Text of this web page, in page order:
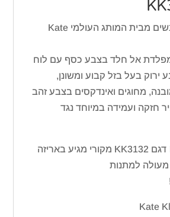
שעון יד אנלוגי לנשים מבית המותג העולמי Kate
מפלדת אל חלד בצבע כסף עם לוח
ירוק בעל בזל קבוע ומשונן,
מחוגים ואינדקסים בצבע זהב
חזקה ועמידה במיוחד נגד
שעון Kate Klein דגם KK3132 מקורי מגיע באריזה
מעולה למתנות